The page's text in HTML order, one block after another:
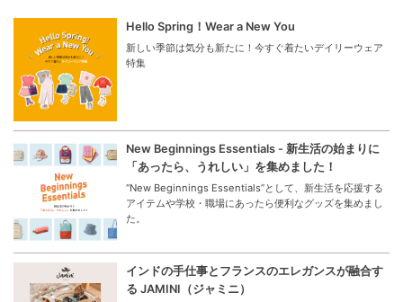
Hello Spring！Wear a New You
新しい季節は気分も新たに！今すぐ着たいデイリーウェア
特集
New Beginnings Essentials - 新生活の始まりに
「あったら、うれしい」を集めました！
“New Beginnings Essentials”として、新生活を応援する
アイテムや学校・職場にあったら便利なグッズを集めまし
た。
インドの手仕事とフランスのエレガンスが融合す
る JAMINI（ジャミニ）